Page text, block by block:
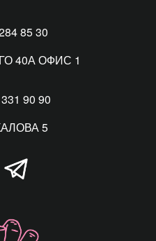
85 30
40А ОФИС 1
90 90
5